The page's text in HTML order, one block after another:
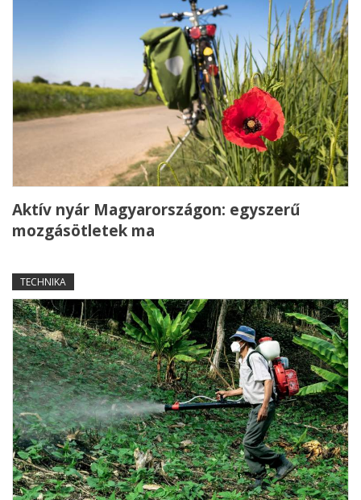
Aktív nyár Magyarországon: egyszerű
mozgásötletek ma
TECHNIKA